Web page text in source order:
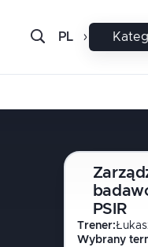
PL EN
PSIR
Trener:
Wybrany